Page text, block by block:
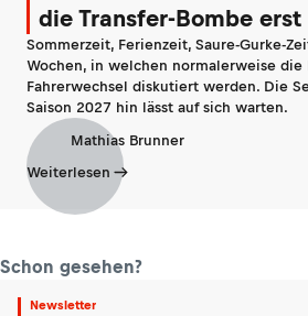
die Transfer-Bombe erst
Sommerzeit, Ferienzeit, Saure-Gurke-
Wochen, in welchen normalerweise die
Fahrerwechsel diskutiert werden. Die
Saison 2027 hin lässt auf sich warten.
Mathias Brunner
Weiterlesen
Schon gesehen?
Newsletter